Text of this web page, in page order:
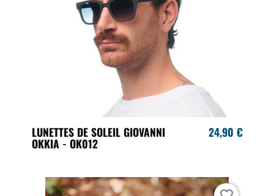
LUNETTES DE SOLEIL GIOVANNI
OKKIA - OK012
24,90 €